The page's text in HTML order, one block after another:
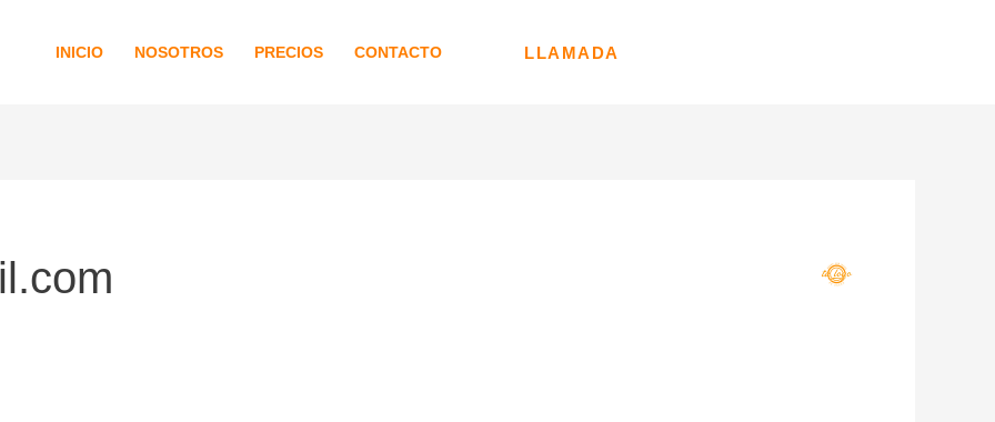
INICIO NOSOTROS PRECIOS CONTACTO LLAMADA